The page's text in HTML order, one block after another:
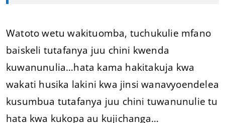
Watoto wetu wakituomba, tuchukulie mfano
baiskeli tutafanya juu chini kwenda
kuwanunulia…hata kama hakitakuja kwa
wakati husika lakini kwa jinsi wanavyoendelea
kusumbua tutafanya juu chini tuwanunulie tu
hata kwa kukopa au kujichanga…